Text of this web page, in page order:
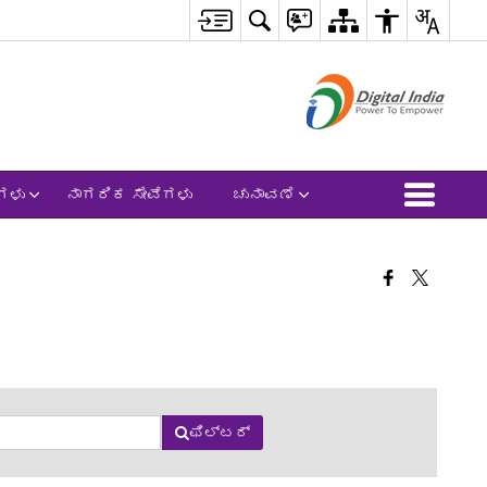
ನಾಗರಿಕ ಸೇವೆಗಳು ಚುನಾವಣೆ
ಫಿಲ್ಟರ್